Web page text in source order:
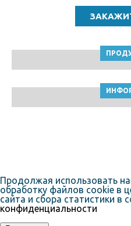
Продолжая использовать
обработку файлов cookie в
сайта и сбора статистики в
конфиденциальности